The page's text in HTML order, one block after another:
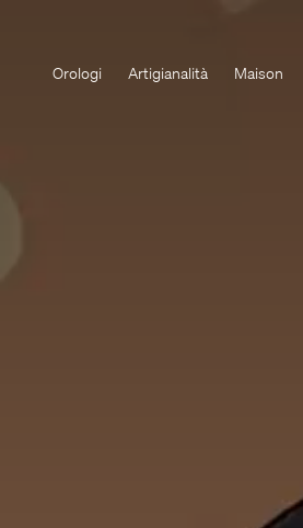
Orologi Artigianalità Maison